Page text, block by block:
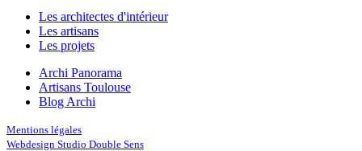
Les architectes d'intérieur
Les artisans
Les projets
Archi Panorama
Artisans Toulouse
Blog Archi
Mentions légales
Webdesign Studio Double Sens